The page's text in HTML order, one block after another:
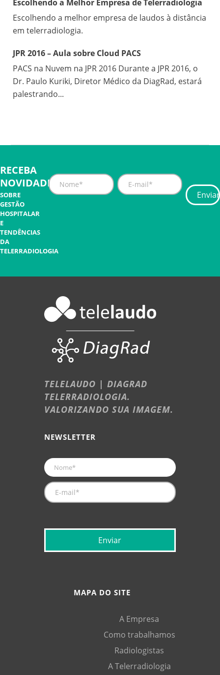
Escolhendo a Melhor Empresa de Telerradiologia
Escolhendo a melhor empresa de laudos à distância
em telerradiologia.
JPR 2016 – Aula sobre Cloud PACS
PACS na Nuvem na JPR 2016 Durante a JPR 2016, o
Dr. Paulo Kuriki, Diretor Médico da DiagRad, estará
palestrando...
RECEBA
NOVIDADES
SOBRE
GESTÃO
HOSPITALAR
E
TENDÊNCIAS
DA
TELERRADIOLOGIA
TELELAUDO | DIAGRAD
TELERRADIOLOGIA.
VALORIZANDO SUA IMAGEM.
NEWSLETTER
MAPA DO SITE
A Empresa
Como trabalhamos
Radiologistas
A Telerradiologia